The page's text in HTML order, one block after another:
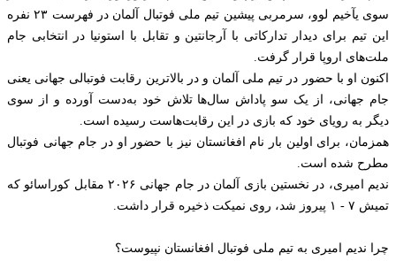
سوی یآخیم لوو، سرمربی پیشین تیم ملی فوتبال آلمان در فهرست ۲۳ نفره
این تیم برای دیدار تدارکاتی با آرجانتین و تقابل با استونیا در انتخابی جام
ملت‌های اروپا قرار گرفت.
اکنون او با حضور در تیم ملی آلمان و در بالاترین رقابت فوتبالی جهانی یعنی
جام جهانی، از یک سو پاداش سال‌ها تلاش خود به‌دست آورده و از سوی
دیگر به رویای خود که بازی در این رقابت‌هاست رسیده است.
همزمان، برای اولین بار نام افغانستان نیز با حضور او در جام جهانی فوتبال
مطرح شده است.
ندیم امیری، در نخستین بازی آلمان در جام جهانی ۲۰۲۶ مقابل کوراسائو که
تمیش ۷ - ۱ پیروز شد، روی نمیکت ذخیره قرار داشت.
چرا ندیم امیری به تیم ملی فوتبال افغانستان نپیوست؟